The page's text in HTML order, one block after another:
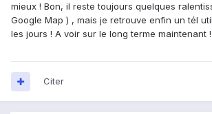
mieux ! Bon, il reste toujours quelques
Google Map ) , mais je retrouve enfin un tél
les jours ! A voir sur le long terme maintenant !
Citer